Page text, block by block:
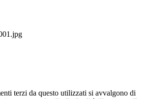
terzi da questo utilizzati si avvalgono di